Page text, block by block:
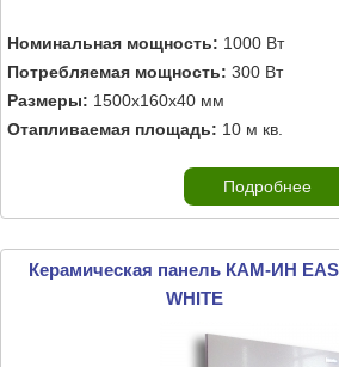
Номинальная мощность: 1000 Вт
Потребляемая мощность: 300 Вт
Размеры: 1500х160х40 мм
Отапливаемая площадь: 10 м кв.
Подробнее
Керамическая панель КАМ-ИН
WHITE